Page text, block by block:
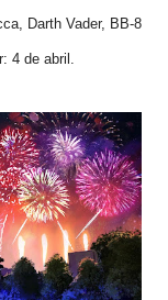
Darth Vader, BB-8
4 de abril.